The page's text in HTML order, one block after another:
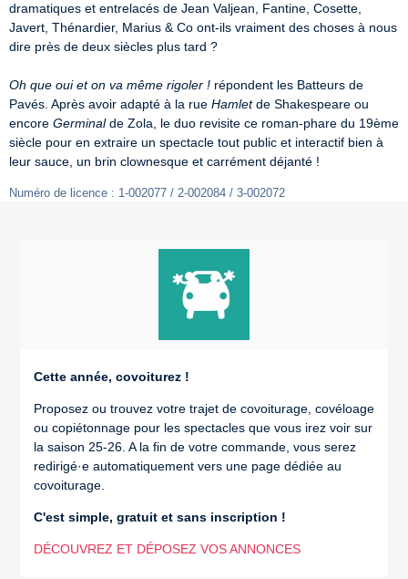
dramatiques et entrelacés de Jean Valjean, Fantine, Cosette,
Javert, Thénardier, Marius & Co ont-ils vraiment des choses à nous
dire près de deux siècles plus tard ?
Oh que oui et on va même rigoler ! répondent les Batteurs de
Pavés. Après avoir adapté à la rue Hamlet de Shakespeare ou
encore Germinal de Zola, le duo revisite ce roman-phare du 19ème
siècle pour en extraire un spectacle tout public et interactif bien à
leur sauce, un brin clownesque et carrément déjanté !
Numéro de licence : 1-002077 / 2-002084 / 3-002072
Cette année, covoiturez !
Proposez ou trouvez votre trajet de covoiturage, covéloage
ou copiétonnage pour les spectacles que vous irez voir sur
la saison 25-26. A la fin de votre commande, vous serez
redirigé·e automatiquement vers une page dédiée au
covoiturage.
C'est simple, gratuit et sans inscription !
DÉCOUVREZ ET DÉPOSEZ VOS ANNONCES